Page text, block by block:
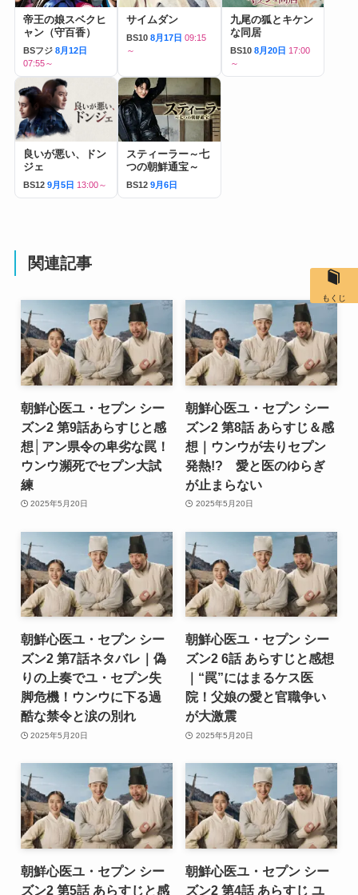
帝王の娘スベクヒ
ャン（守百香）
BSフジ 8月12日
07:55～
サイムダン
BS10 8月17日 09:15
～
九尾の狐とキケン
な同居
BS10 8月20日 17:00
～
良いが悪い、ドン
ジェ
BS12 9月5日 13:00～
スティーラー～七
つの朝鮮通宝～
BS12 9月6日
関連記事
朝鮮心医ユ・セプン シー
ズン2 第9話あらすじと感
想│アン県令の卑劣な罠！
ウンウ瀕死でセプン大試
練
2025年5月20日
朝鮮心医ユ・セプン シー
ズン2 第8話 あらすじ＆感
想｜ウンウが去りセプン
発熱!? 愛と医のゆらぎ
が止まらない
2025年5月20日
朝鮮心医ユ・セプン シー
ズン2 第7話ネタバレ｜偽
りの上奏でユ・セプン失
脚危機！ウンウに下る過
酷な禁令と涙の別れ
2025年5月20日
朝鮮心医ユ・セプン シー
ズン2 6話 あらすじと感想
｜“罠”にはまるケス医
院！父娘の愛と官職争い
が大激震
2025年5月20日
朝鮮心医ユ・セプン シー
ズン2 第5話 あらすじと感
朝鮮心医ユ・セプン シー
ズン2 第4話 あらすじ ユ
もくじ